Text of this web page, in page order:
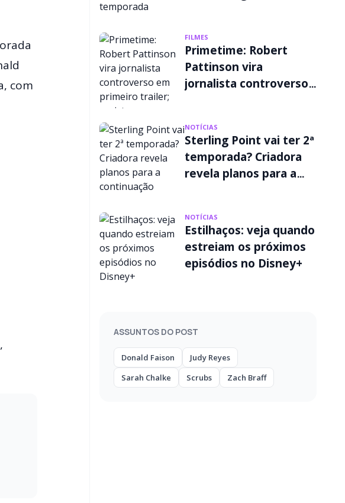
com
FILMES
Primetime: Robert
Pattinson vira
jornalista controverso
NOTÍCIAS
Sterling Point vai ter 2ª
temporada? Criadora
revela planos para a
NOTÍCIAS
Estilhaços: veja quando
estreiam os próximos
episódios no Disney+
ASSUNTOS DO POST
Donald Faison
Judy Reyes
Sarah Chalke
Scrubs Zach Braff